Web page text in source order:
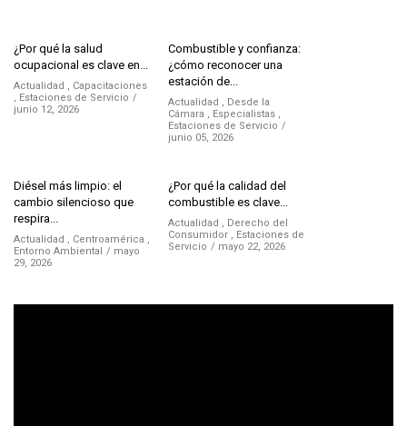
¿Por qué la salud
ocupacional es clave en...
Actualidad , Capacitaciones
, Estaciones de Servicio
junio 12, 2026
Combustible y confianza:
¿cómo reconocer una
estación de...
Actualidad , Desde la
Cámara , Especialistas ,
Estaciones de Servicio
junio 05, 2026
Diésel más limpio: el
cambio silencioso que
respira...
Actualidad , Centroamérica ,
Entorno Ambiental
mayo
29, 2026
¿Por qué la calidad del
combustible es clave...
Actualidad , Derecho del
Consumidor , Estaciones de
Servicio
mayo 22, 2026